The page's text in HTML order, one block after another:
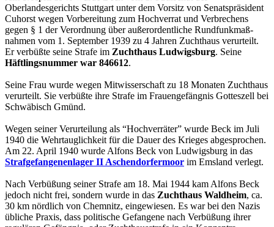
Oberlandesgerichts Stuttgart unter dem Vorsitz von Senatspräsident
Cuhorst wegen Vorbereitung zum Hochverrat und Verbrechens
gegen § 1 der Verordnung über außerordentliche Rundfunkmaß­
nahmen vom 1. September 1939 zu 4 Jahren Zuchthaus verurteilt.
Er verbüßte seine Strafe im Zuchthaus Ludwigsburg. Seine
Häftlings­nummer war 846612.
Seine Frau wurde wegen Mitwisserschaft zu 18 Monaten Zuchthaus
verurteilt. Sie verbüßte ihre Strafe im Frauengefängnis Gotteszell bei
Schwäbisch Gmünd.
Wegen seiner Verurteilung als “Hochverräter” wurde Beck im Juli
1940 die Wehrtauglichkeit für die Dauer des Krieges abgesprochen.
Am 22. April 1940 wurde Alfons Beck von Ludwigsburg in das
Straf­gefan­genenlager II Aschen­dorfer­moor im Emsland verlegt.
Nach Verbüßung seiner Strafe am 18. Mai 1944 kam Alfons Beck
jedoch nicht frei, sondern wurde in das Zuchthaus Waldheim, ca.
30 km nördlich von Chemnitz, eingewiesen. Es war bei den Nazis
übliche Praxis, dass politische Gefangene nach Verbüßung ihrer